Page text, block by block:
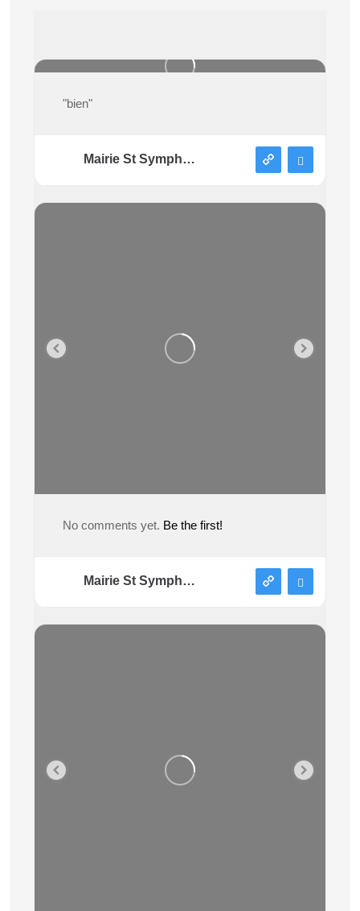
"bien"
Mairie St Symphorien sous Chomérac
No comments yet. Be the first!
Mairie St Symphorien sous Chomérac